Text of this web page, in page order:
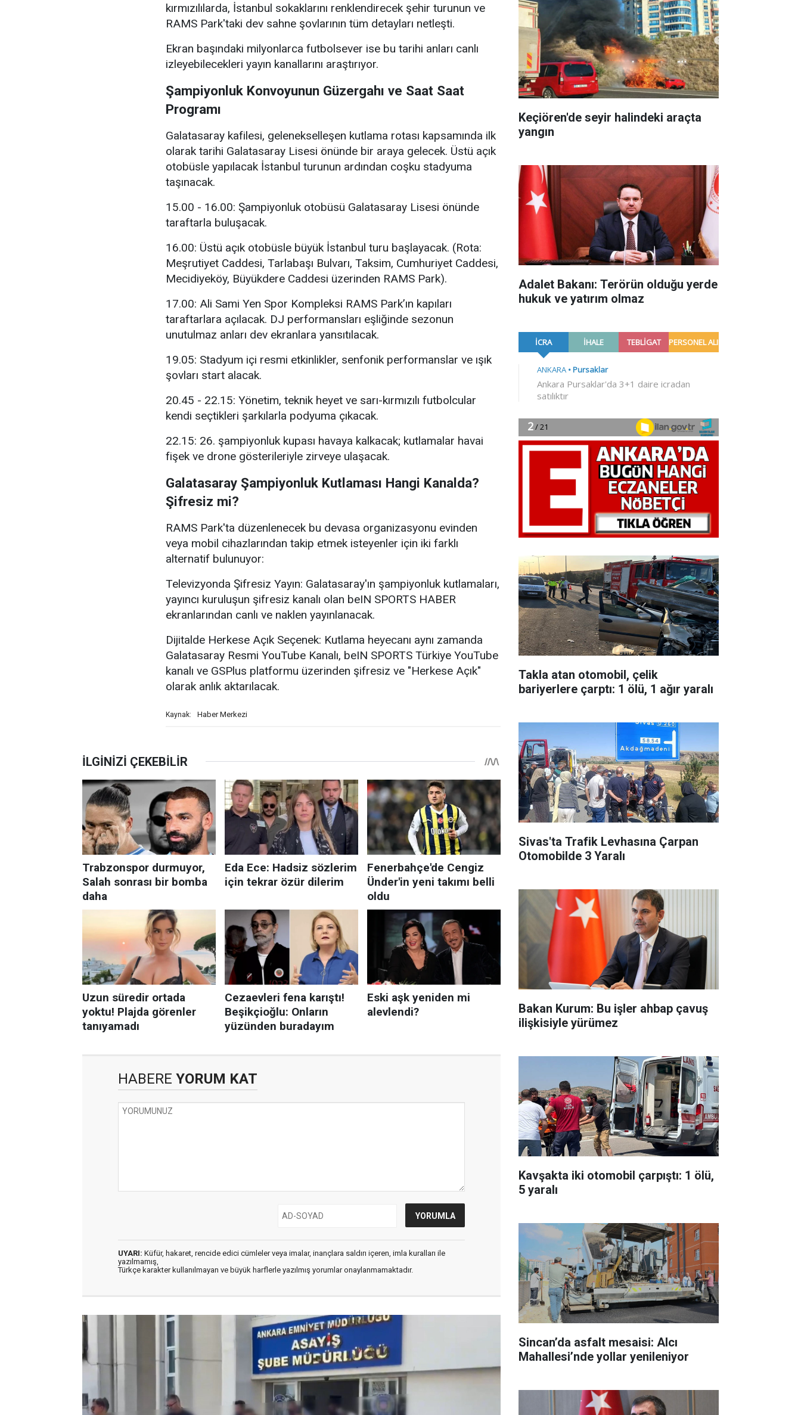
kırmızılılarda, İstanbul sokaklarını renklendirecek şehir turunun ve
RAMS Park'taki dev sahne şovlarının tüm detayları netleşti.
Ekran başındaki milyonlarca futbolsever ise bu tarihi anları canlı
izleyebilecekleri yayın kanallarını araştırıyor.
Şampiyonluk Konvoyunun Güzergahı ve Saat Saat
Programı
Galatasaray kafilesi, gelenekselleşen kutlama rotası kapsamında ilk
olarak tarihi Galatasaray Lisesi önünde bir araya gelecek. Üstü açık
otobüsle yapılacak İstanbul turunun ardından coşku stadyuma
taşınacak.
15.00 - 16.00: Şampiyonluk otobüsü Galatasaray Lisesi önünde
taraftarla buluşacak.
16.00: Üstü açık otobüsle büyük İstanbul turu başlayacak. (Rota:
Meşrutiyet Caddesi, Tarlabaşı Bulvarı, Taksim, Cumhuriyet Caddesi,
Mecidiyeköy, Büyükdere Caddesi üzerinden RAMS Park).
17.00: Ali Sami Yen Spor Kompleksi RAMS Park’ın kapıları
taraftarlara açılacak. DJ performansları eşliğinde sezonun
unutulmaz anları dev ekranlara yansıtılacak.
19.05: Stadyum içi resmi etkinlikler, senfonik performanslar ve ışık
şovları start alacak.
20.45 - 22.15: Yönetim, teknik heyet ve sarı-kırmızılı futbolcular
kendi seçtikleri şarkılarla podyuma çıkacak.
22.15: 26. şampiyonluk kupası havaya kalkacak; kutlamalar havai
fişek ve drone gösterileriyle zirveye ulaşacak.
Galatasaray Şampiyonluk Kutlaması Hangi Kanalda?
Şifresiz mi?
RAMS Park'ta düzenlenecek bu devasa organizasyonu evinden
veya mobil cihazlarından takip etmek isteyenler için iki farklı
alternatif bulunuyor:
Televizyonda Şifresiz Yayın: Galatasaray'ın şampiyonluk kutlamaları,
yayıncı kuruluşun şifresiz kanalı olan beIN SPORTS HABER
ekranlarından canlı ve naklen yayınlanacak.
Dijitalde Herkese Açık Seçenek: Kutlama heyecanı aynı zamanda
Galatasaray Resmi YouTube Kanalı, beIN SPORTS Türkiye YouTube
kanalı ve GSPlus platformu üzerinden şifresiz ve "Herkese Açık"
olarak anlık aktarılacak.
Kaynak: Haber Merkezi
HABERE YORUM KAT
UYARI: Küfür, hakaret, rencide edici cümleler veya imalar, inançlara saldırı içeren, imla kuralları ile
yazılmamış,
Türkçe karakter kullanılmayan ve büyük harflerle yazılmış yorumlar onaylanmamaktadır.
Keçiören'de seyir halindeki araçta
yangın
Adalet Bakanı: Terörün olduğu yerde
hukuk ve yatırım olmaz
Takla atan otomobil, çelik
bariyerlere çarptı: 1 ölü, 1 ağır yaralı
Sivas'ta Trafik Levhasına Çarpan
Otomobilde 3 Yaralı
Bakan Kurum: Bu işler ahbap çavuş
ilişkisiyle yürümez
Kavşakta iki otomobil çarpıştı: 1 ölü,
5 yaralı
Sincan’da asfalt mesaisi: Alcı
Mahallesi’nde yollar yenileniyor